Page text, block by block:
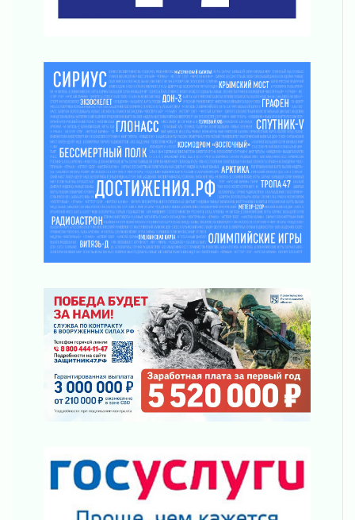
Без заявлений и очередей
01 августа 2026
Не женское это дело...уверены?
01 августа 2026
Все силы в кулак
01 августа 2026
Айда на пляж!
01 августа 2026
Один в поле — не воин
01 августа 2026
Пик топливного кризиса в регионе прошёл
О мужестве, долге и стойкости
31 июля 2026
Ленинградцы — бойцам «Барс-Ленинградец»
31 июля 2026
Маршрутами будущего — к заветной цели
31 июля 2026
«Корвет» на страже
Правила для жизни
31 июля 2026
С рабочим визитом
31 июля 2026